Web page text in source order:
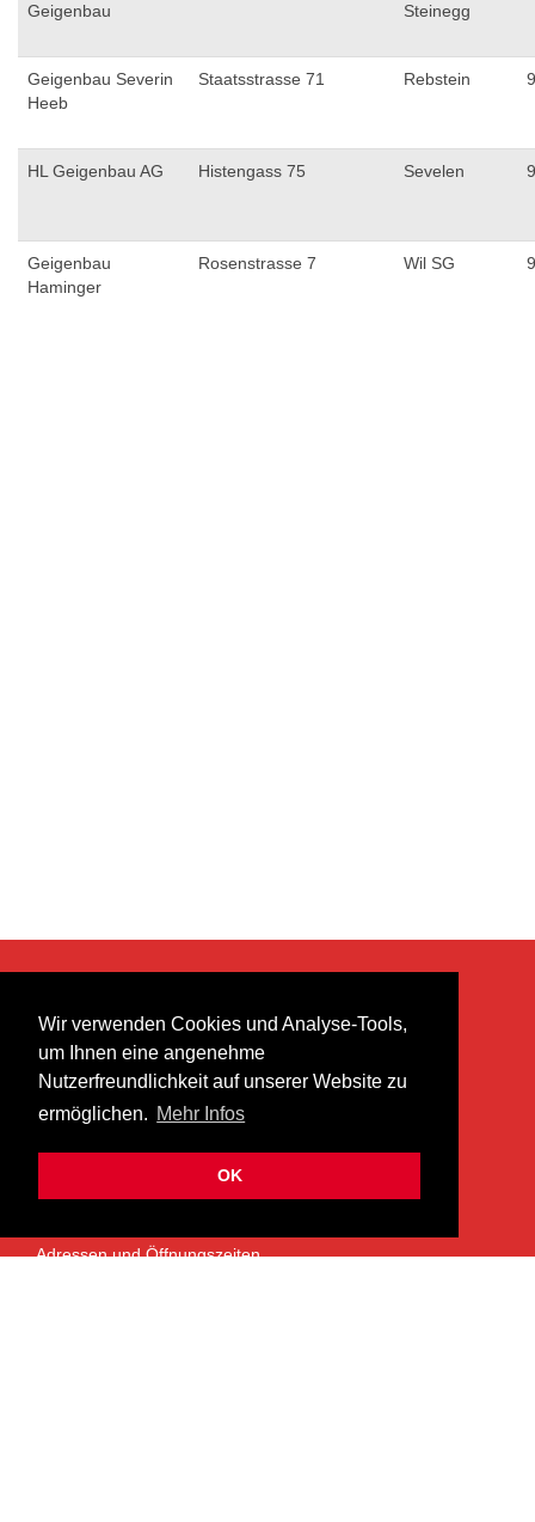
Wir verwenden Cookies und Analyse-Tools,
um Ihnen eine angenehme
Nutzerfreundlichkeit auf unserer Website zu
ermöglichen. Mehr Infos
OK
Geigenbau
Steinegg
Geigenbau Severin
Heeb
Staatsstrasse 71 Rebstein
HL Geigenbau AG Histengass 75 Sevelen
Geigenbau
Haminger
Rosenstrasse 7 Wil SG
heer musik ag
Lättenstrasse 35
8952 Schlieren
info@heermusic.com
ÜBER UNS
Adressen und Öffnungszeiten